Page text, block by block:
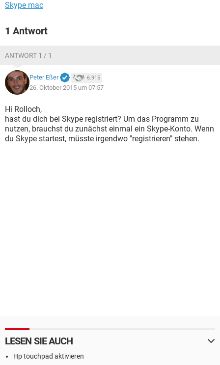
Skype mac
1 Antwort
ANTWORT 1 / 1
Peter Eßer 6.915
26. Oktober 2015 um 07:57
Hi Rolloch,
hast du dich bei Skype registriert? Um das Programm zu
nutzen, brauchst du zunächst einmal ein Skype-Konto. Wenn
du Skype startest, müsste irgendwo "registrieren" stehen.
LESEN SIE AUCH
Hp touchpad aktivieren